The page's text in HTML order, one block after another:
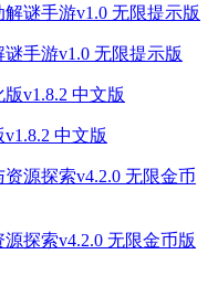
手游v1.0 无限提示版
中文版
探索v4.2.0 无限金币版